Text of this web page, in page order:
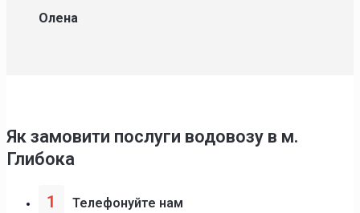
Олена
Як замовити послуги водовозу в м.
Глибока
1 Телефонуйте нам